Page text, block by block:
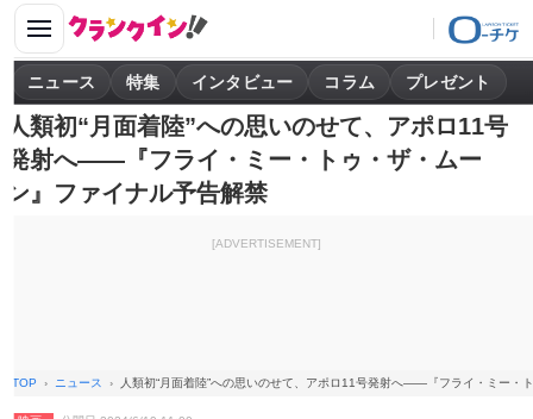
ニュース 特集 インタビュー コラム プレゼント
人類初“月面着陸”への思いのせて、アポロ11号
発射へ――『フライ・ミー・トゥ・ザ・ムー
ン』ファイナル予告解禁
[ADVERTISEMENT]
TOP ニュース 人類初“月面着陸”への思いのせて、アポロ11号発射へ――『フライ・ミー・